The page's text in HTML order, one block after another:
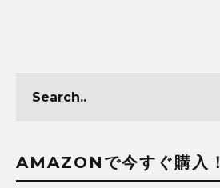
AMAZONで今すぐ購入！